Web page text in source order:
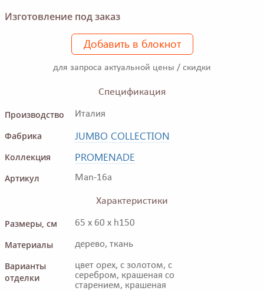
Изготовление под заказ
Добавить в блокнот
для запроса актуальной цены / скидки
Спецификация
Производство
Италия
Фабрика JUMBO COLLECTION
Коллекция PROMENADE
Артикул Man-16a
Характеристики
Размеры, см
65 x 60 x h150
Материалы дерево, ткань
Варианты
отделки
цвет орех, с золотом, с
серебром, крашеная со
старением, крашеная